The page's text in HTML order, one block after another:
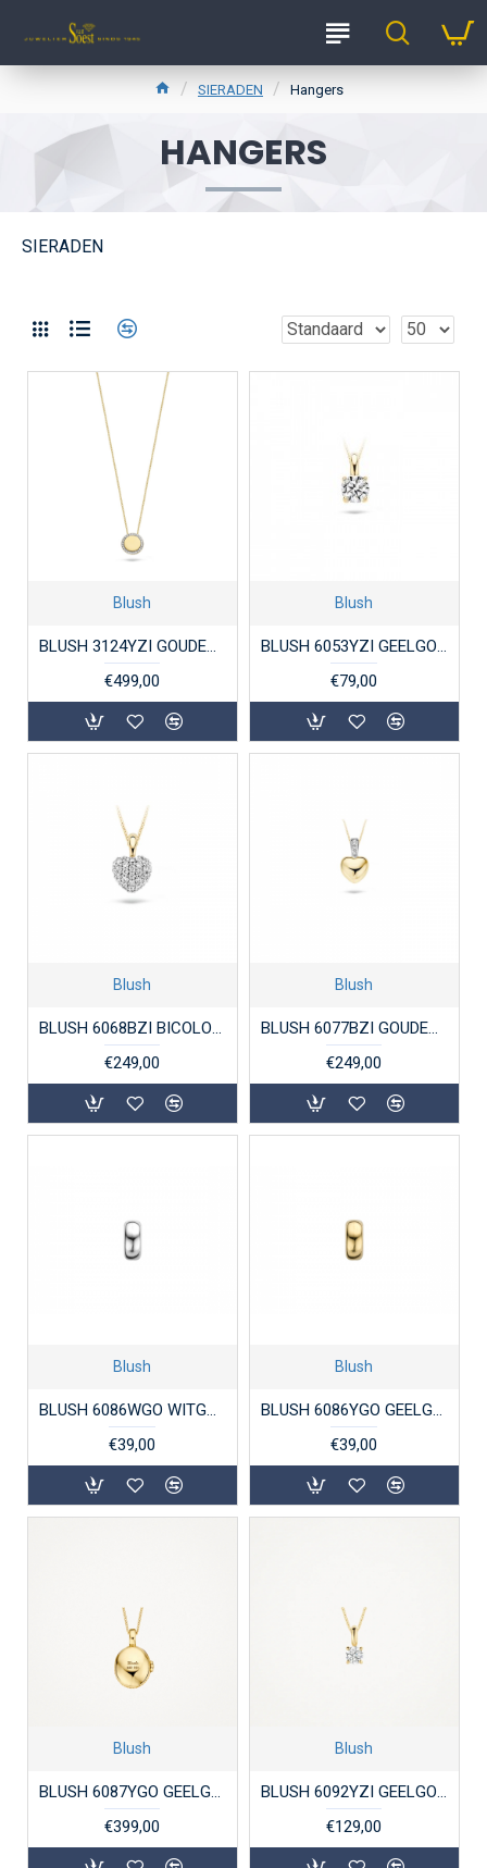
SIERADEN Hangers
HANGERS
SIERADEN
Blush
BLUSH 3124YZI GOUDEN COLLIER MET HANGER ZIRKONIA
€499,00
Blush
BLUSH 6053YZI GEELGOUDEN HANGER MET ZIRKONIA
€79,00
Blush
BLUSH 6068BZI BICOLOR GOUDEN HANGER ZIRKONIA
€249,00
Blush
BLUSH 6077BZI GOUDEN HANGER BICOLOR ZIRKONIA
€249,00
Blush
BLUSH 6086WGO WITGOUDEN HANGER RONDEL
€39,00
Blush
BLUSH 6086YGO GEELGOUDEN HANGER RONDEL
€39,00
Blush
BLUSH 6087YGO GEELGOUDEN HANGER MEDAILLON OVAAL
€399,00
Blush
BLUSH 6092YZI GEELGOUDEN HANGER MET ZIRKONIA
€129,00